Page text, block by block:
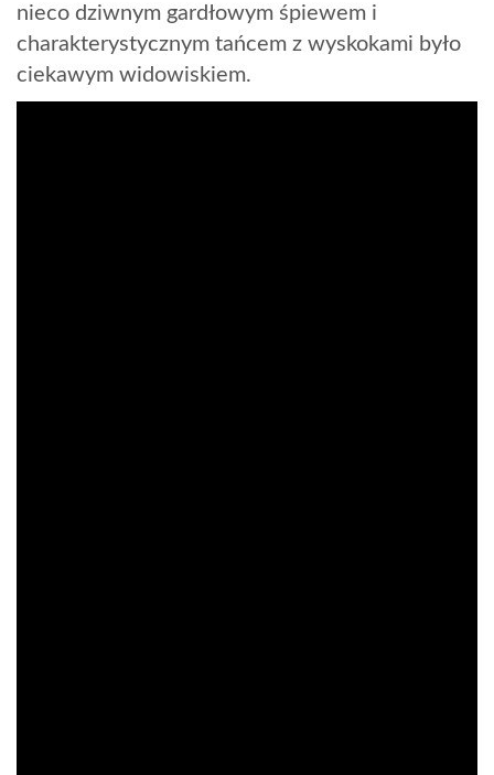
nieco dziwnym gardłowym śpiewem i
charakterystycznym tańcem z wyskokami było
ciekawym widowiskiem.